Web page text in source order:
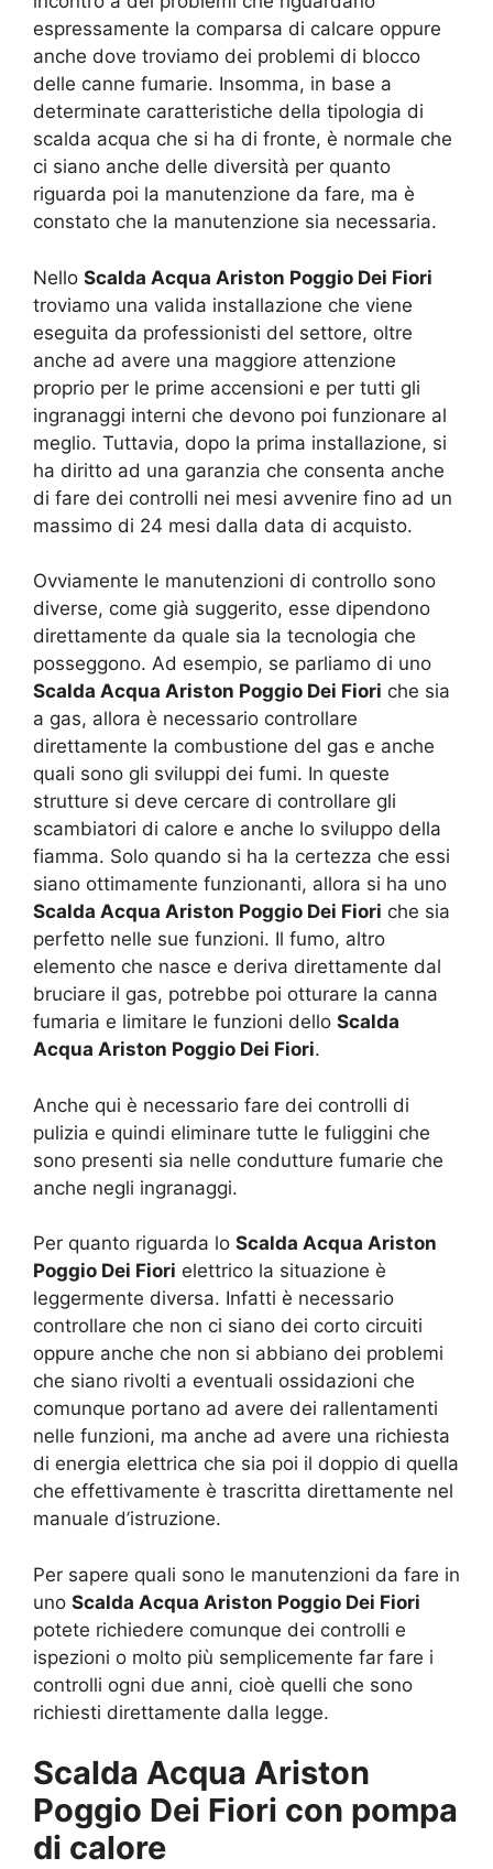
espressamente la comparsa di calcare oppure
anche dove troviamo dei problemi di blocco
delle canne fumarie. Insomma, in base a
determinate caratteristiche della tipologia di
scalda acqua che si ha di fronte, è normale che
ci siano anche delle diversità per quanto
riguarda poi la manutenzione da fare, ma è
constato che la manutenzione sia necessaria.
Nello Scalda Acqua Ariston Poggio Dei Fiori
troviamo una valida installazione che viene
eseguita da professionisti del settore, oltre
anche ad avere una maggiore attenzione
proprio per le prime accensioni e per tutti gli
ingranaggi interni che devono poi funzionare al
meglio. Tuttavia, dopo la prima installazione, si
ha diritto ad una garanzia che consenta anche
di fare dei controlli nei mesi avvenire fino ad un
massimo di 24 mesi dalla data di acquisto.
Ovviamente le manutenzioni di controllo sono
diverse, come già suggerito, esse dipendono
direttamente da quale sia la tecnologia che
posseggono. Ad esempio, se parliamo di uno
Scalda Acqua Ariston Poggio Dei Fiori che sia
a gas, allora è necessario controllare
direttamente la combustione del gas e anche
quali sono gli sviluppi dei fumi. In queste
strutture si deve cercare di controllare gli
scambiatori di calore e anche lo sviluppo della
fiamma. Solo quando si ha la certezza che essi
siano ottimamente funzionanti, allora si ha uno
Scalda Acqua Ariston Poggio Dei Fiori che sia
perfetto nelle sue funzioni. Il fumo, altro
elemento che nasce e deriva direttamente dal
bruciare il gas, potrebbe poi otturare la canna
fumaria e limitare le funzioni dello Scalda
Acqua Ariston Poggio Dei Fiori.
Anche qui è necessario fare dei controlli di
pulizia e quindi eliminare tutte le fuliggini che
sono presenti sia nelle condutture fumarie che
anche negli ingranaggi.
Per quanto riguarda lo Scalda Acqua Ariston
Poggio Dei Fiori elettrico la situazione è
leggermente diversa. Infatti è necessario
controllare che non ci siano dei corto circuiti
oppure anche che non si abbiano dei problemi
che siano rivolti a eventuali ossidazioni che
comunque portano ad avere dei rallentamenti
nelle funzioni, ma anche ad avere una richiesta
di energia elettrica che sia poi il doppio di quella
che effettivamente è trascritta direttamente nel
manuale d’istruzione.
Per sapere quali sono le manutenzioni da fare in
uno Scalda Acqua Ariston Poggio Dei Fiori
potete richiedere comunque dei controlli e
ispezioni o molto più semplicemente far fare i
controlli ogni due anni, cioè quelli che sono
richiesti direttamente dalla legge.
Scalda Acqua Ariston
Poggio Dei Fiori con pompa
di calore